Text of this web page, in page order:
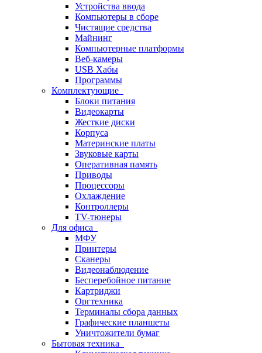
Устройства ввода
Компьютеры в сборе
Чистящие средства
Майнинг
Компьютерные платформы
Веб-камеры
USB Хабы
Программы
Комплектующие
Блоки питания
Видеокарты
Жесткие диски
Корпуса
Материнские платы
Звуковые карты
Оперативная память
Приводы
Процессоры
Охлаждение
Контроллеры
TV-тюнеры
Для офиса
МФУ
Принтеры
Сканеры
Видеонаблюдение
Бесперебойное питание
Картриджи
Оргтехника
Терминалы сбора данных
Графические планшеты
Уничтожители бумаг
Бытовая техника